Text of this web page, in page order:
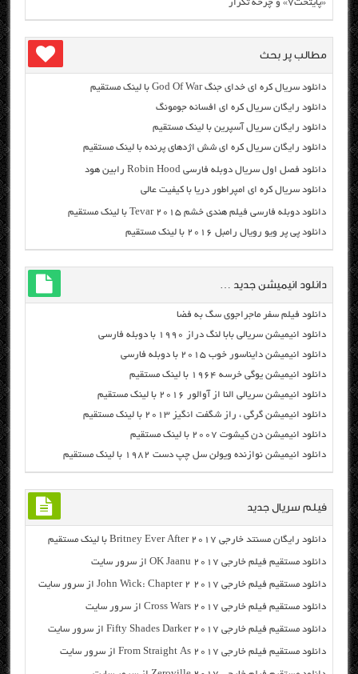
«پایتخت۷» و چرخه تکرار
مطالب پر بحث
دانلود سریال کره ای خدای جنگ God Of War با لینک مستقیم
دانلود رایگان سریال کره ای افسانه جومونگ
دانلود رایگان سریال آسپرین با لینک مستقیم
دانلود رایگان سریال کره ای شش اژدهای پرنده با لینک مستقیم
دانلود فصل اول سریال دوبله فارسی Robin Hood رابین هود
دانلود سریال کره ای امپراطور دریا با کیفیت عالی
دانلود دوبله فارسی فیلم هندی خشم Tevar ۲۰۱۵ با لینک مستقیم
دانلود پی پر ویو رویال رامبل ۲۰۱۶ با لینک مستقیم
دانلود انیمیشن جدید …
دانلود فیلم سفر ماجراجوی سگ به فضا
دانلود انیمیشن سریالی بابا لنگ دراز ۱۹۹۰ با دوبله فارسی
دانلود انیمیشن دایناسور خوب ۲۰۱۵ با دوبله فارسی
دانلود انیمیشن یوگی خرسه ۱۹۶۴ با لینک مستقیم
دانلود انیمیشن سریالی النا از آوالور ۲۰۱۶ با لینک مستقیم
دانلود انیمیشن گرگی ، راز شگفت انگیز ۲۰۱۳ با لینک مستقیم
دانلود انیمیشن دن کیشوت ۲۰۰۷ با لینک مستقیم
دانلود انیمیشن نوازنده ویولن سل چپ دست ۱۹۸۲ با لینک مستقیم
فیلم سریال جدید
دانلود رایگان مسنتد خارجی Britney Ever After 2017 با لینک مستقیم
دانلود مستقیم فیلم خارجی OK Jaanu 2017 از سرور سایت
دانلود مستقیم فیلم خارجی John Wick: Chapter 2 2017 از سرور سایت
دانلود مستقیم فیلم خارجی Cross Wars 2017 از سرور سایت
دانلود مستقیم فیلم خارجی Fifty Shades Darker 2017 از سرور سایت
دانلود مستقیم فیلم خارجی From Straight As 2017 از سرور سایت